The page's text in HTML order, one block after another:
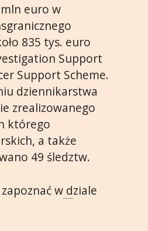
euro w
835 tys. euro
Support
Support Scheme.
dziennikarstwa
zrealizowanego
którego
a także
49 śledztw.
w dziale